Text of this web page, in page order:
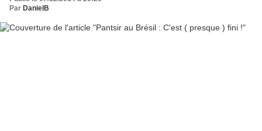
Par DanielB